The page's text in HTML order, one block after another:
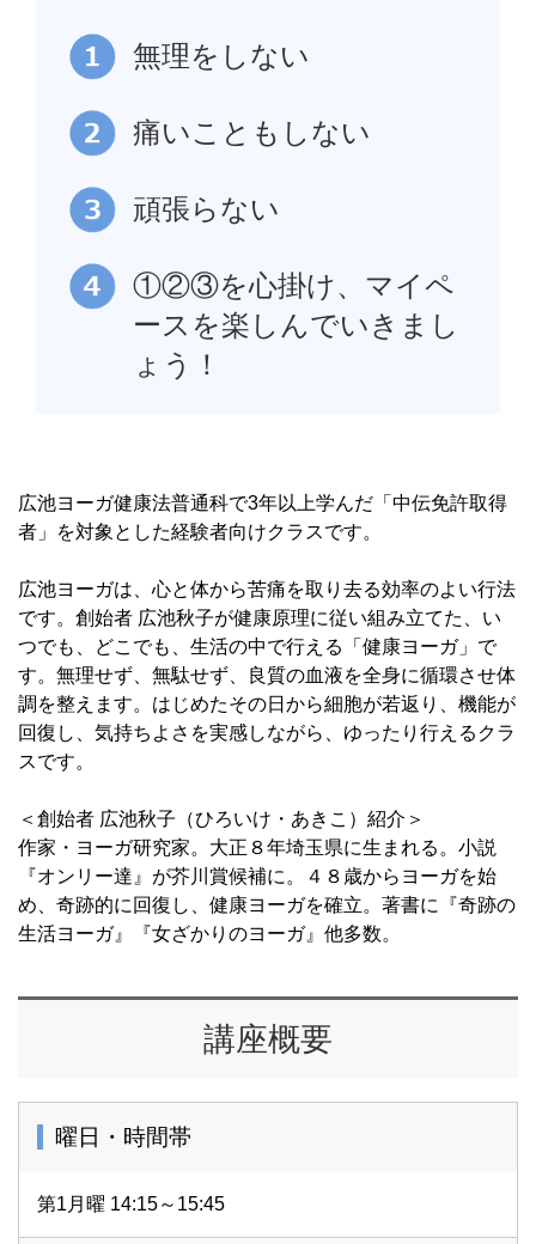
無理をしない
痛いこともしない
頑張らない
①②③を心掛け、マイペ
ースを楽しんでいきまし
ょう！
広池ヨーガ健康法普通科で3年以上学んだ「中伝免許取得
者」を対象とした経験者向けクラスです。
広池ヨーガは、心と体から苦痛を取り去る効率のよい行法
です。創始者 広池秋子が健康原理に従い組み立てた、い
つでも、どこでも、生活の中で行える「健康ヨーガ」で
す。無理せず、無駄せず、良質の血液を全身に循環させ体
調を整えます。はじめたその日から細胞が若返り、機能が
回復し、気持ちよさを実感しながら、ゆったり行えるクラ
スです。
＜創始者 広池秋子（ひろいけ・あきこ）紹介＞
作家・ヨーガ研究家。大正８年埼玉県に生まれる。小説
『オンリー達』が芥川賞候補に。４８歳からヨーガを始
め、奇跡的に回復し、健康ヨーガを確立。著書に『奇跡の
生活ヨーガ』『女ざかりのヨーガ』他多数。
講座概要
曜日・時間帯
第1月曜 14:15～15:45